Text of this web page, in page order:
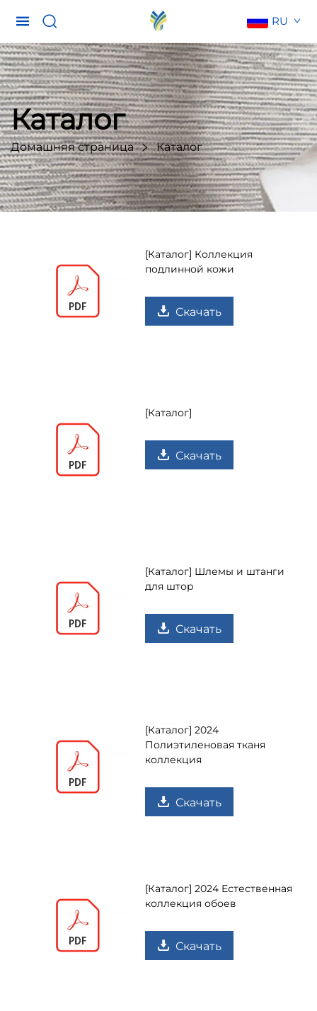
RU
Каталог
Домашняя страница Каталог
[Каталог] Коллекция
подлинной кожи
Скачать
[Каталог]
Скачать
[Каталог] Шлемы и штанги
для штор
Скачать
[Каталог] 2024
Полиэтиленовая тканя
коллекция
Скачать
[Каталог] 2024 Естественная
коллекция обоев
Скачать